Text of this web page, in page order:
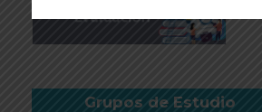
Grupos de Estudio